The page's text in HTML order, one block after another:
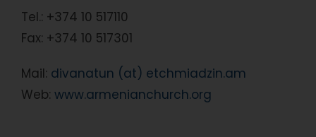
Tel.: +374 10 517110
Fax: +374 10 517301
Mail: divanatun (at) etchmiadzin.am
Web: www.armenianchurch.org